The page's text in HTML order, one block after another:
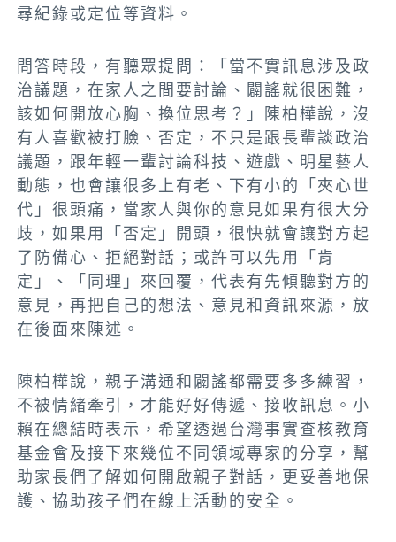
尋紀錄或定位等資料。
問答時段，有聽眾提問：「當不實訊息涉及政
治議題，在家人之間要討論、闢謠就很困難，
該如何開放心胸、換位思考？」陳柏樺說，沒
有人喜歡被打臉、否定，不只是跟長輩談政治
議題，跟年輕一輩討論科技、遊戲、明星藝人
動態，也會讓很多上有老、下有小的「夾心世
代」很頭痛，當家人與你的意見如果有很大分
歧，如果用「否定」開頭，很快就會讓對方起
了防備心、拒絕對話；或許可以先用「肯
定」、「同理」來回覆，代表有先傾聽對方的
意見，再把自己的想法、意見和資訊來源，放
在後面來陳述。
陳柏樺說，親子溝通和闢謠都需要多多練習，
不被情緒牽引，才能好好傳遞、接收訊息。小
賴在總結時表示，希望透過台灣事實查核教育
基金會及接下來幾位不同領域專家的分享，幫
助家長們了解如何開啟親子對話，更妥善地保
護、協助孩子們在線上活動的安全。